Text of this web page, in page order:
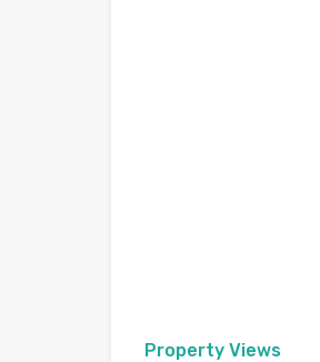
Property Views